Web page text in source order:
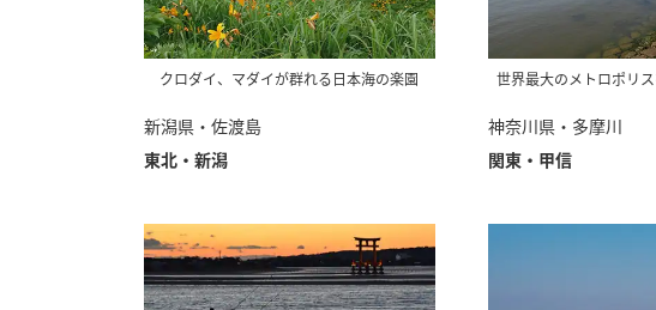
クロダイ、マダイが群れる日本海の楽園
新潟県・佐渡島
東北・新潟
世界最大のメトロポリ
神奈川県・多摩川
関東・甲信